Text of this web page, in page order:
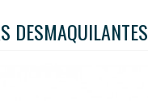
DESMAQUILANTES